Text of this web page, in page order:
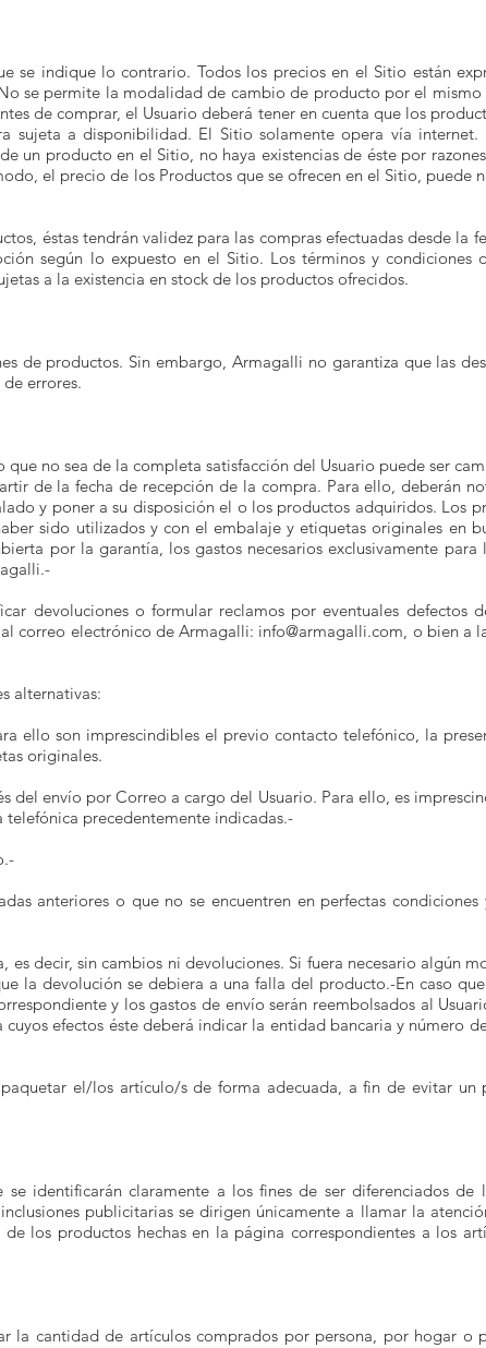
se indique lo contrario. Todos los precios en el Sitio están
se permite la modalidad de cambio de producto por el
de comprar, el Usuario deberá tener en cuenta que los
sujeta a disponibilidad. El Sitio solamente opera vía
un producto en el Sitio, no haya existencias de éste por
el precio de los Productos que se ofrecen en el Sitio, puede
éstas tendrán validez para las compras efectuadas desde la
según lo expuesto en el Sitio. Los términos y condiciones
a la existencia en stock de los productos ofrecidos.
de productos. Sin embargo, Armagalli no garantiza que las
errores.
no sea de la completa satisfacción del Usuario puede ser
de la fecha de recepción de la compra. Para ello, deberán
y poner a su disposición el o los productos adquiridos. Los
sido utilizados y con el embalaje y etiquetas originales en
por la garantía, los gastos necesarios exclusivamente para
devoluciones o formular reclamos por eventuales defectos
correo electrónico de Armagalli: info@armagalli.com, o bien a
alternativas:
ello son imprescindibles el previo contacto telefónico, la
originales.
envío por Correo a cargo del Usuario. Para ello, es
precedentemente indicadas.-
anteriores o que no se encuentren en perfectas condiciones
decir, sin cambios ni devoluciones. Si fuera necesario algún
la devolución se debiera a una falla del producto.-En caso
y los gastos de envío serán reembolsados al
efectos éste deberá indicar la entidad bancaria y número
el/los artículo/s de forma adecuada, a fin de evitar un
identificarán claramente a los fines de ser diferenciados de
publicitarias se dirigen únicamente a llamar la
los productos hechas en la página correspondientes a los
la cantidad de artículos comprados por persona, por hogar o